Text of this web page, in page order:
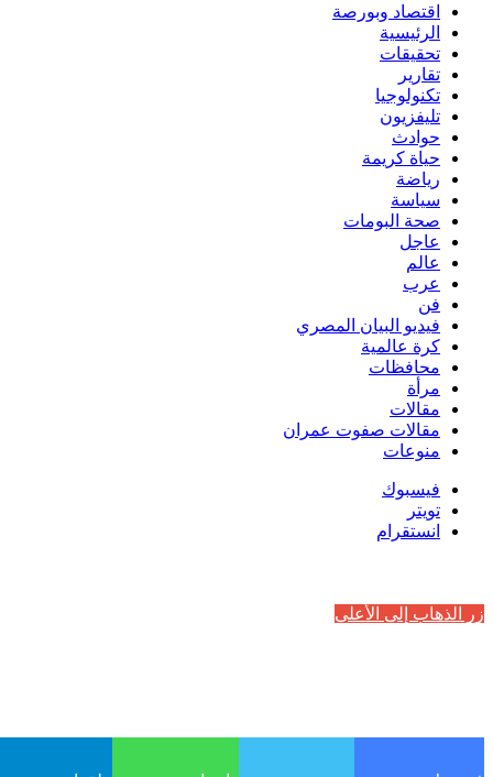
اقتصاد وبورصة
الرئيسية
تحقيقات
تقارير
تكنولوجيا
تليفزيون
حوادث
حياة كريمة
رياضة
سياسة
صحة البومات
عاجل
عالم
عرب
فن
فيديو البيان المصري
كرة عالمية
محافظات
مرأة
مقالات
مقالات صفوت عمران
منوعات
فيسبوك
تويتر
انستقرام
زر الذهاب إلى الأعلى